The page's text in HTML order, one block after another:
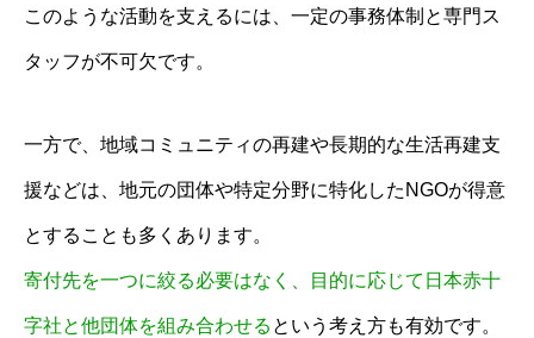
このような活動を支えるには、一定の事務体制と専門ス
タッフが不可欠です。
一方で、地域コミュニティの再建や長期的な生活再建支
援などは、地元の団体や特定分野に特化したNGOが得意
とすることも多くあります。
寄付先を一つに絞る必要はなく、目的に応じて日本赤十
字社と他団体を組み合わせる という考え方も有効です。